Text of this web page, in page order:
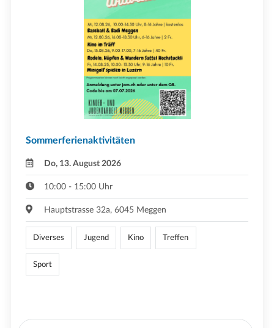
Sommerferienaktivitäten
Do, 13. August 2026
10:00 - 15:00 Uhr
Hauptstrasse 32a, 6045 Meggen
Diverses Jugend Kino Treffen
Sport